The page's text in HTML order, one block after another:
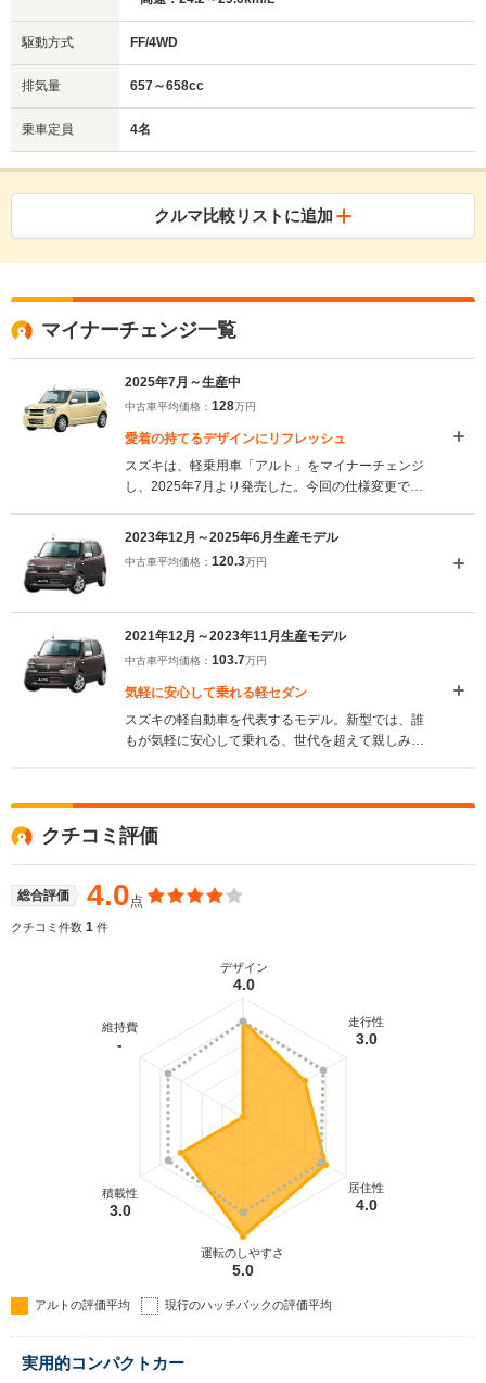
駆動方式 FF/4WD
排気量 657～658cc
乗車定員 4名
クルマ比較リストに追加
マイナーチェンジ一覧
2025年7月～生産中
中古車平均価格： 128万円
愛着の持てるデザインにリフレッシュ
スズキは、軽乗用車「アルト」をマイナーチェンジ
し、2025年7月より発売した。今回の仕様変更で
を継承しつつ、フロントおよびリアバンパーの形状
を変更し、ルーフエンドスポイラーを追加すること
でデザインをリフレッシュ。これにより空力性能が
No.1の燃費28.2km/Lを実現した。新たに設定された
車体色には、「テラコッタピンクメタリック」や
「フォギーブルーパールメタリック」などが含ま
に、安全機能として、衝突被害軽減ブレーキや車線
逸脱抑制機能に加えて、信号切り替わりに対応する
「発進お知らせ機能」などが標準装備され、スズキ
2023年12月～2025年6月生産モデル
中古車平均価格： 120.3万円
2021年12月～2023年11月生産モデル
中古車平均価格： 103.7万円
気軽に安心して乗れる軽セダン
スズキの軽自動車を代表するモデル。新型では、誰
もが気軽に安心して乗れる、世代を超えて親しみや
動車トップとなるWLTCモード燃費27.7km/Lを達成
している。安全面も強化されており、ガラスエリア
の拡大や夜間の歩行者も検知するデュアルカメラブ
レーキサポートなどを搭載する「スズキセーフティ
サポート」と、6つのエアバッグが全車に標準装備さ
れている。ドライバーから手の届く位置に収納スペ
た。ボディ剛性の向上や防音・防振対策も施され、
快適さと静粛性も高められている。（2021.12）
クチコミ評価
総合評価 4.0点
クチコミ件数 1 件
デザイン
4.0
走行性
3.0
居住性
4.0
運転のしやすさ
5.0
積載性
3.0
維持費
-
アルトの評価平均 現行のハッチバックの評価平均
実用的コンパクトカー